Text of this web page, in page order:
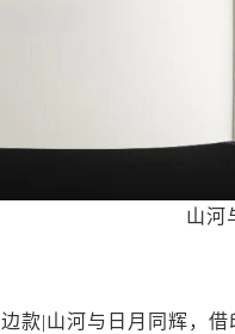
山河
边款|山河与日月同辉，